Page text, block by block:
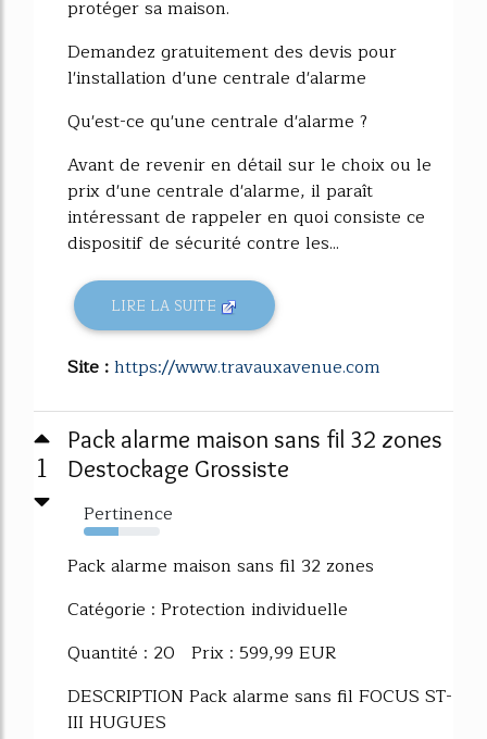
protéger sa maison.
Demandez gratuitement des devis pour
l'installation d'une centrale d'alarme
Qu'est-ce qu'une centrale d'alarme ?
Avant de revenir en détail sur le choix ou le
prix d'une centrale d'alarme, il paraît
intéressant de rappeler en quoi consiste ce
dispositif de sécurité contre les...
LIRE LA SUITE
Site :https://www.travauxavenue.com
1
Pack alarme maison sans fil 32 zones
Destockage Grossiste
Pertinence
46%
Pack alarme maison sans fil 32 zones
Catégorie : Protection individuelle
Quantité : 20 Prix : 599,99 EUR
DESCRIPTION Pack alarme sans fil FOCUS ST-
III HUGUES